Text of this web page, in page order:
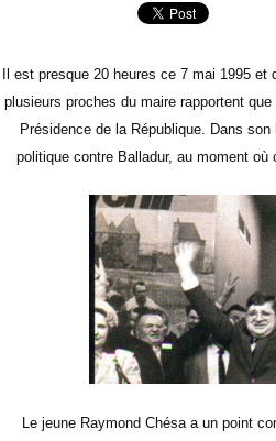
Il est presque 20 heures ce 7 mai 1995
plusieurs proches du maire rapportent
Présidence de la République. Dans
politique contre Balladur, au moment
Le jeune Raymond Chésa a un point